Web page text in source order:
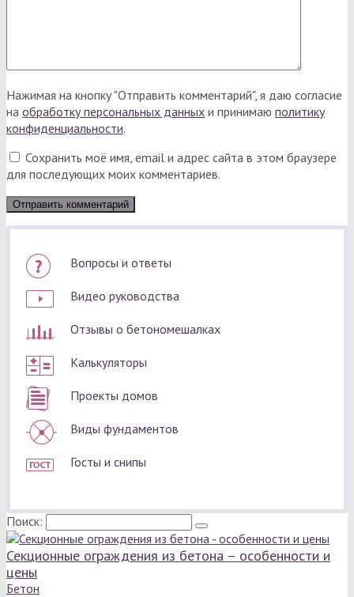
Нажимая на кнопку "Отправить комментарий", я даю согласие
на обработку персональных данных и принимаю политику
конфиденциальности.
Сохранить моё имя, email и адрес сайта в этом браузере
для последующих моих комментариев.
Вопросы и ответы
Видео руководства
Отзывы о бетономешалках
Калькуляторы
Проекты домов
Виды фундаментов
Госты и снипы
Поиск:
Секционные ограждения из бетона – особенности и
цены
Бетон